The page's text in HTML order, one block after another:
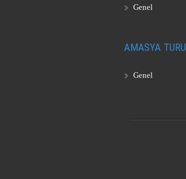
Genel
AMASYA TURU
Genel